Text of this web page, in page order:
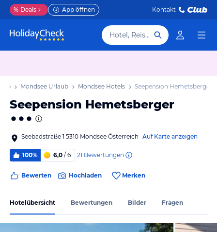
% Deals App öffnen Kontakt
Hotel, Reiseziel
Mondsee Urlaub Mondsee Hotels Seepension Hemetsberger
Seepension Hemetsberger
Seebadstraße 1 5310 Mondsee Österreich Auf Karte anzeigen
100% 6,0 / 6 21 Bewertungen
Bewerten Hochladen Merken
Hotelübersicht Bewertungen Bilder Fragen